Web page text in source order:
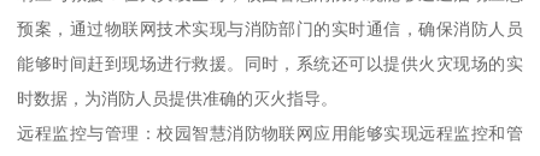
预案，通过物联网技术实现与消防部门的实时通信，确保消防人员
能够时间赶到现场进行救援。同时，系统还可以提供火灾现场的实
时数据，为消防人员提供准确的灭火指导。
远程监控与管理：校园智慧消防物联网应用能够实现远程监控和管